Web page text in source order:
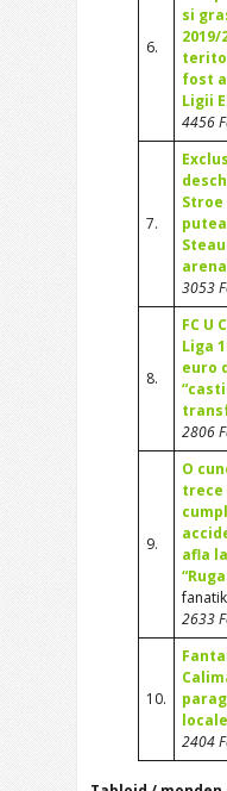
6.
si
fost
Ligii
4456
7.
Stroe
arena
3053
8.
FC U
Liga
euro
2806
9.
O
trece
afla
2633
10.
locale
2404